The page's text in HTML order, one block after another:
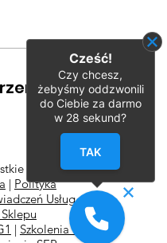
Prawa
| Polityka
Usług
| Szkolenia G2
l
Cześć!
Czy chcesz,
żebyśmy oddzwonili
do Ciebie za darmo
w 28 sekund?
TAK